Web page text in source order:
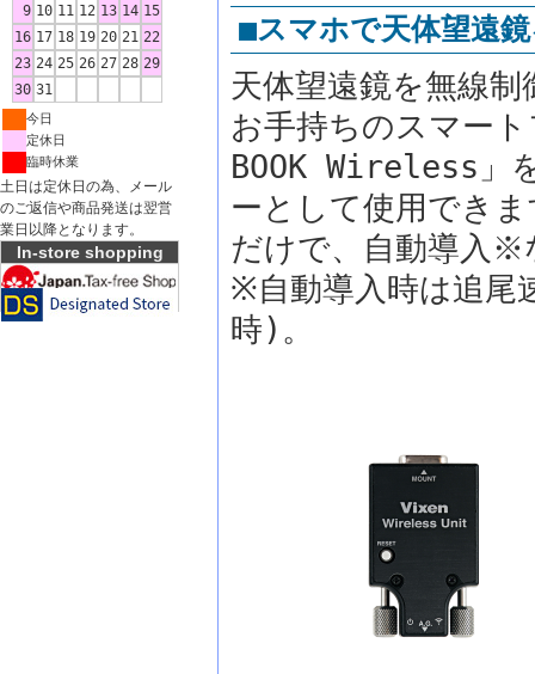
9 10 11 12 13 14 15
16 17 18 19 20 21 22
23 24 25 26 27 28 29
30 31
今日
定休日
臨時休業
土日は定休日の為、メール
のご返信や商品発送は翌営
業日以降となります。
In-store shopping
■スマホで天体望遠
天体望遠鏡を無線
お手持ちのスマー
BOOK Wireless」
ーとして使用でき
だけで、自動導入※
※自動導入時は追尾
時)。